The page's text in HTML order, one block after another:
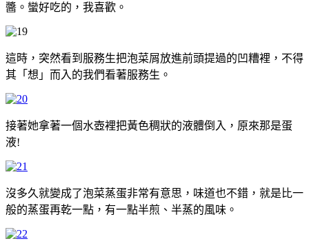
醬。蠻好吃的，我喜歡。
這時，突然看到服務生把泡菜屑放進前頭提過的凹糟裡，不得
其「想」而入的我們看著服務生。
接著她拿著一個水壺裡把黃色稠狀的液體倒入，原來那是蛋
液!
沒多久就變成了泡菜蒸蛋非常有意思，味道也不錯，就是比一
般的蒸蛋再乾一點，有一點半煎、半蒸的風味。